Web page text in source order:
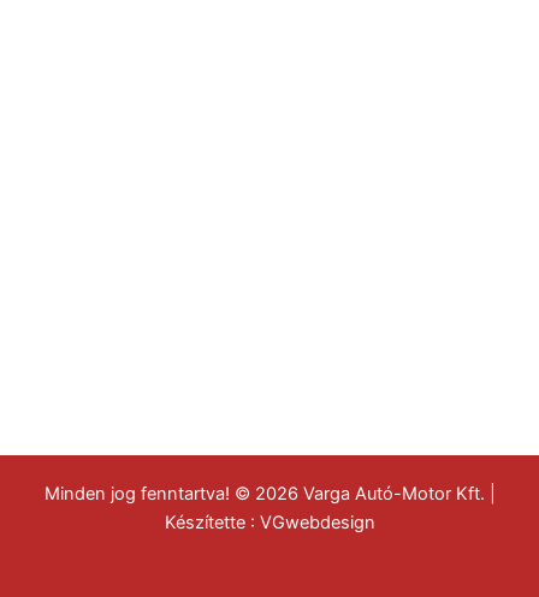
Minden jog fenntartva! © 2026 Varga Autó-Motor Kft. |
Készítette : VGwebdesign